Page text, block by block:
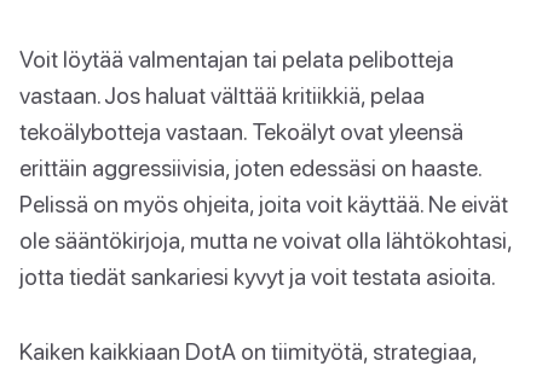
Voit löytää valmentajan tai pelata pelibotteja
vastaan. Jos haluat välttää kritiikkiä, pelaa
tekoälybotteja vastaan. Tekoälyt ovat yleensä
erittäin aggressiivisia, joten edessäsi on haaste.
Pelissä on myös ohjeita, joita voit käyttää. Ne eivät
ole sääntökirjoja, mutta ne voivat olla lähtökohtasi,
jotta tiedät sankariesi kyvyt ja voit testata asioita.
Kaiken kaikkiaan DotA on tiimityötä, strategiaa,